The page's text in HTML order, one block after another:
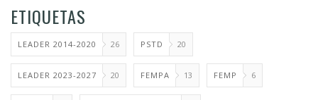
ETIQUETAS
LEADER 2014-2020 26 PSTD 20
LEADER 2023-2027 20 FEMPA 13 FEMP 6